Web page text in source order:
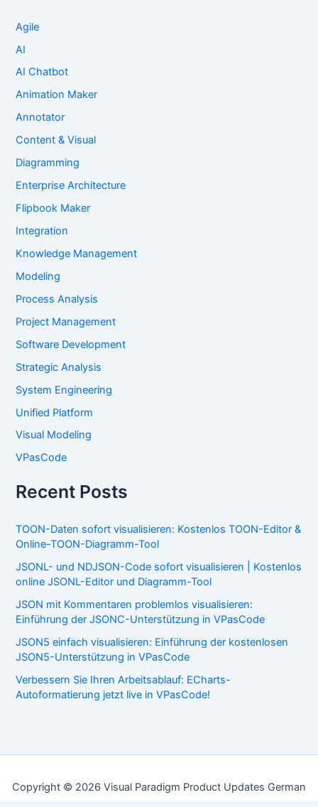
Agile
AI
AI Chatbot
Animation Maker
Annotator
Content & Visual
Diagramming
Enterprise Architecture
Flipbook Maker
Integration
Knowledge Management
Modeling
Process Analysis
Project Management
Software Development
Strategic Analysis
System Engineering
Unified Platform
Visual Modeling
VPasCode
Recent Posts
TOON-Daten sofort visualisieren: Kostenlos TOON-Editor &
Online-TOON-Diagramm-Tool
JSONL- und NDJSON-Code sofort visualisieren | Kostenlos
online JSONL-Editor und Diagramm-Tool
JSON mit Kommentaren problemlos visualisieren:
Einführung der JSONC-Unterstützung in VPasCode
JSON5 einfach visualisieren: Einführung der kostenlosen
JSON5-Unterstützung in VPasCode
Verbessern Sie Ihren Arbeitsablauf: ECharts-
Autoformatierung jetzt live in VPasCode!
Copyright © 2026 Visual Paradigm Product Updates German